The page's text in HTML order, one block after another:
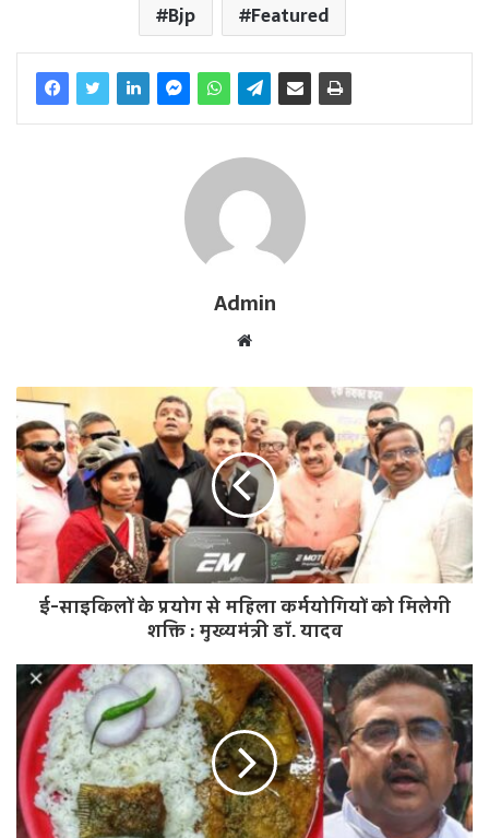
Bjp Featured
Admin
b
s
i
t
e
ई-साइकिलों के प्रयोग से महिला कर्मयोगियों को मिलेगी
शक्ति : मुख्यमंत्री डॉ. यादव